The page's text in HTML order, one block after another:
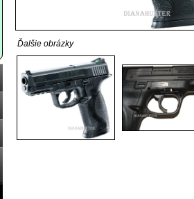
Ďalšie obrázky